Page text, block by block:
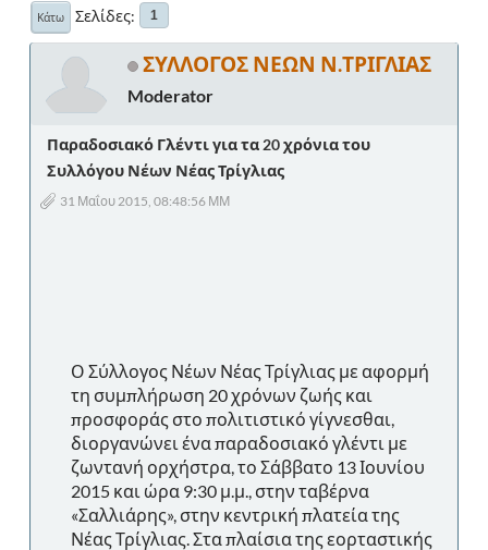
Κάτω Σελίδες 1
ΣΥΛΛΟΓΟΣ ΝΕΩΝ Ν.ΤΡΙΓΛΙΑΣ
Moderator
Παραδοσιακό Γλέντι για τα 20 χρόνια του
Συλλόγου Νέων Νέας Τρίγλιας
31 Μαΐου 2015, 08:48:56 ΜΜ
Ο Σύλλογος Νέων Νέας Τρίγλιας με αφορμή
τη συμπλήρωση 20 χρόνων ζωής και
προσφοράς στο πολιτιστικό γίγνεσθαι,
διοργανώνει ένα παραδοσιακό γλέντι με
ζωντανή ορχήστρα, το Σάββατο 13 Ιουνίου
2015 και ώρα 9:30 μ.μ., στην ταβέρνα
«Σαλλιάρης», στην κεντρική πλατεία της
Νέας Τρίγλιας. Στα πλαίσια της εορταστικής